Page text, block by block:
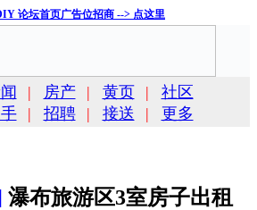
论坛首页广告位招商 --> 点这里
| 房产 | 黄页 |
社区
| 招聘 | 接送 | 更多
瀑布旅游区3室房子出租